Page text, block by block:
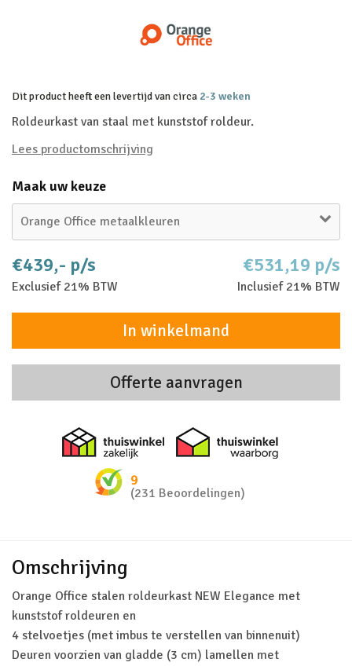
Dit product heeft een levertijd van circa 2-3 weken
Roldeurkast van staal met kunststof roldeur.
Lees productomschrijving
Maak uw keuze
Orange Office metaalkleuren
€439,- p/s
Exclusief 21% BTW
€531,19 p/s
Inclusief 21% BTW
In winkelmand
Offerte aanvragen
Thuiswinkel zakelijk
9
(231 Beoordelingen)
Omschrijving
Orange Office stalen roldeurkast NEW Elegance met
kunststof roldeuren en
4 stelvoetjes (met imbus te verstellen van binnenuit)
Deuren voorzien van gladde (3 cm) lamellen met